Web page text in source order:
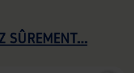
SÛREMENT...